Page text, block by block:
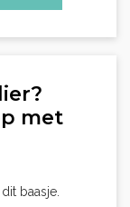
met
baasje.